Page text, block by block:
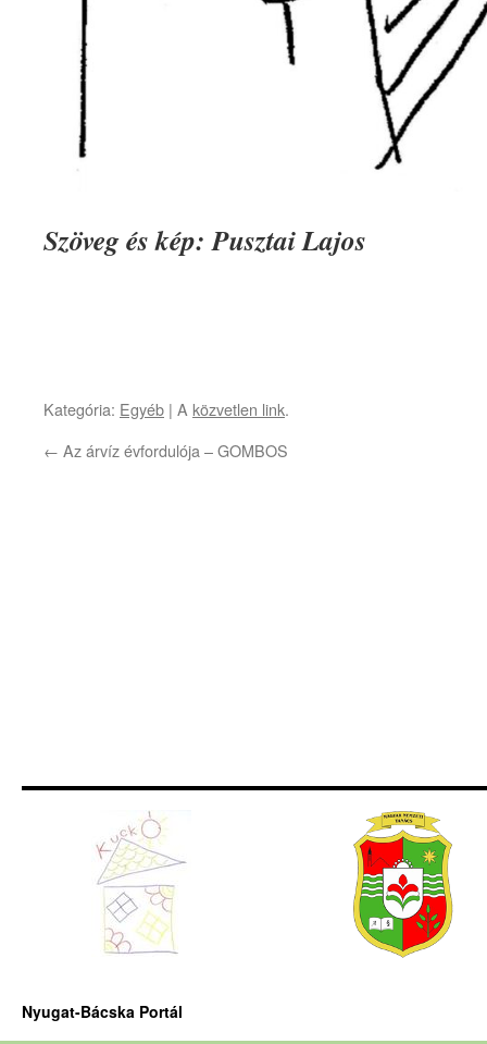
Szöveg és kép: Pusztai Lajos
Kategória: Egyéb | A közvetlen link.
← Az árvíz évfordulója – GOMBOS
Nyugat-Bácska Portál